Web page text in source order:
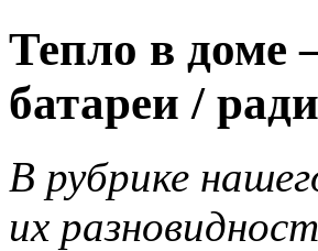
Тепло в
батареи /
В рубрике
их